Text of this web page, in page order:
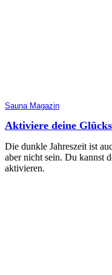
Sauna Magazin
Aktiviere deine
Die dunkle Jahreszeit ist
aber nicht sein. Du kannst
aktivieren.